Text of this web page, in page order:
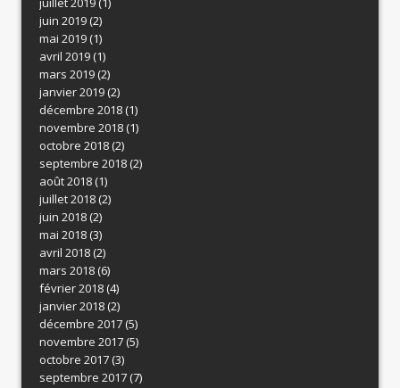
juin 2019(2)
mai 2019(1)
avril 2019(1)
mars 2019(2)
janvier 2019(2)
décembre 2018(1)
novembre 2018(1)
octobre 2018(2)
septembre 2018(2)
août 2018(1)
juillet 2018(2)
juin 2018(2)
mai 2018(3)
avril 2018(2)
mars 2018(6)
février 2018(4)
janvier 2018(2)
décembre 2017(5)
novembre 2017(5)
octobre 2017(3)
septembre 2017(7)